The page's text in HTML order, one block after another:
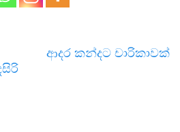
ආදර කන්දට චාරිකාවක්